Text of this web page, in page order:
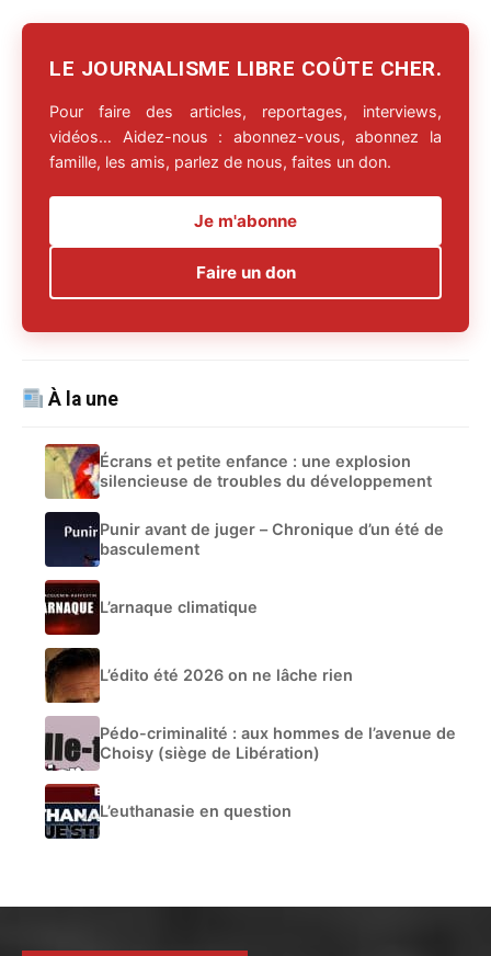
LE JOURNALISME LIBRE COÛTE CHER.
Pour faire des articles, reportages, interviews,
vidéos… Aidez-nous : abonnez-vous, abonnez la
famille, les amis, parlez de nous, faites un don.
Je m'abonne
Faire un don
À la une
Écrans et petite enfance : une explosion
silencieuse de troubles du développement
Punir avant de juger – Chronique d’un été de
basculement
L’arnaque climatique
L’édito été 2026 on ne lâche rien
Pédo-criminalité : aux hommes de l’avenue de
Choisy (siège de Libération)
L’euthanasie en question